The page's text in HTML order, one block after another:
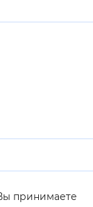
принимаете